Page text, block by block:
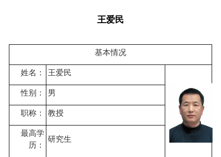
王爱民
基本情况
姓名：
王爱民
性别：
男
职称：
教授
最高学
历：
研究生